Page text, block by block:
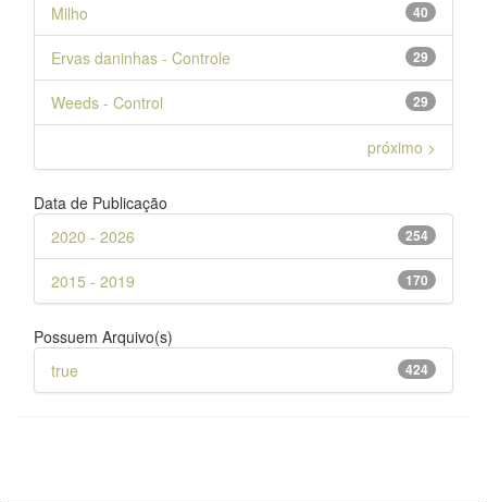
40
Milho
29
Ervas daninhas - Controle
29
Weeds - Control
próximo >
Data de Publicação
254
2020 - 2026
170
2015 - 2019
Possuem Arquivo(s)
424
true